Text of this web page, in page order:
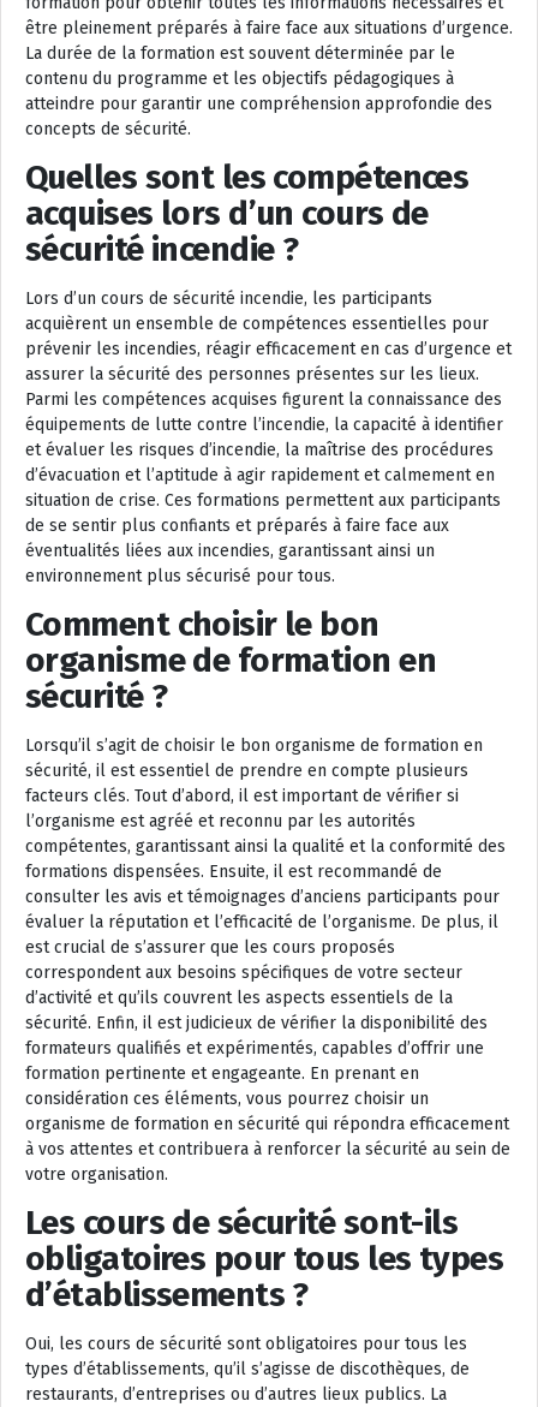
être pleinement préparés à faire face aux situations d’urgence.
La durée de la formation est souvent déterminée par le
contenu du programme et les objectifs pédagogiques à
atteindre pour garantir une compréhension approfondie des
concepts de sécurité.
Quelles sont les compétences
acquises lors d’un cours de
sécurité incendie ?
Lors d’un cours de sécurité incendie, les participants
acquièrent un ensemble de compétences essentielles pour
prévenir les incendies, réagir efficacement en cas d’urgence et
assurer la sécurité des personnes présentes sur les lieux.
Parmi les compétences acquises figurent la connaissance des
équipements de lutte contre l’incendie, la capacité à identifier
et évaluer les risques d’incendie, la maîtrise des procédures
d’évacuation et l’aptitude à agir rapidement et calmement en
situation de crise. Ces formations permettent aux participants
de se sentir plus confiants et préparés à faire face aux
éventualités liées aux incendies, garantissant ainsi un
environnement plus sécurisé pour tous.
Comment choisir le bon
organisme de formation en
sécurité ?
Lorsqu’il s’agit de choisir le bon organisme de formation en
sécurité, il est essentiel de prendre en compte plusieurs
facteurs clés. Tout d’abord, il est important de vérifier si
l’organisme est agréé et reconnu par les autorités
compétentes, garantissant ainsi la qualité et la conformité des
formations dispensées. Ensuite, il est recommandé de
consulter les avis et témoignages d’anciens participants pour
évaluer la réputation et l’efficacité de l’organisme. De plus, il
est crucial de s’assurer que les cours proposés
correspondent aux besoins spécifiques de votre secteur
d’activité et qu’ils couvrent les aspects essentiels de la
sécurité. Enfin, il est judicieux de vérifier la disponibilité des
formateurs qualifiés et expérimentés, capables d’offrir une
formation pertinente et engageante. En prenant en
considération ces éléments, vous pourrez choisir un
organisme de formation en sécurité qui répondra efficacement
à vos attentes et contribuera à renforcer la sécurité au sein de
votre organisation.
Les cours de sécurité sont-ils
obligatoires pour tous les types
d’établissements ?
Oui, les cours de sécurité sont obligatoires pour tous les
types d’établissements, qu’il s’agisse de discothèques, de
restaurants, d’entreprises ou d’autres lieux publics. La